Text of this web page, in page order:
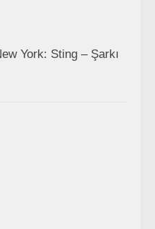
York: Sting – Şarkı